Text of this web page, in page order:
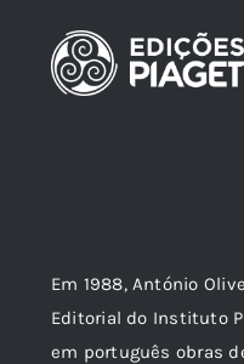
Em 1988, António
Editorial do Instituto
em português obras